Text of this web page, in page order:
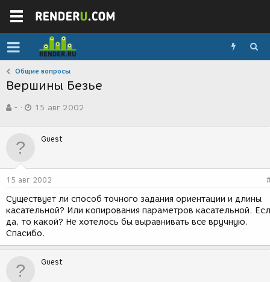
Общие вопросы
Вершины Безье
в
р
м
-
а
д
н
и
я
15 авг 2002
Guest
15 авг 2002
Существует ли способ точного задания ориентации и длины
касательной? Или копирования параметров касательной.
да, то какой? Не хотелось бы выравнивать все вручную.
Спасибо.
Guest